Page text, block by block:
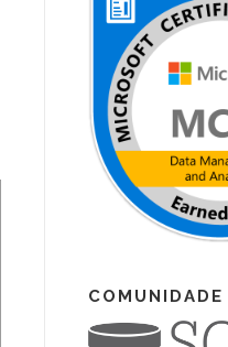
COMUNIDADE